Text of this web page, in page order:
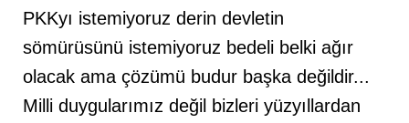
PKKyı istemiyoruz derin devletin
sömürüsünü istemiyoruz bedeli belki ağır
olacak ama çözümü budur başka değildir...
Milli duygularımız değil bizleri yüzyıllardan